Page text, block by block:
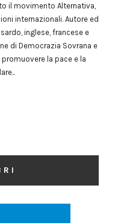
il movimento Alternativa,
internazionali. Autore ed
inglese, francese e
di Democrazia Sovrana e
la pace e la